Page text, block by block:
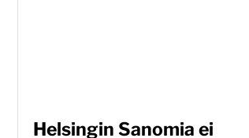
Helsingin Sanomia ei